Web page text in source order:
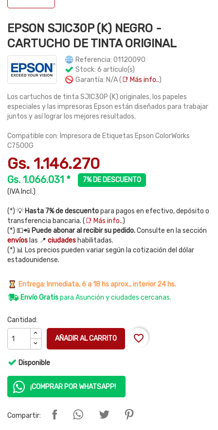
EPSON SJIC30P (K) NEGRO -
CARTUCHO DE TINTA ORIGINAL
Referencia: 01120090
Stock: 6 artículo(s)
Garantía: N/A (📑 Más info..)
Los cartuchos de tinta SJIC30P (K) originales, los papeles
especiales y las impresoras Epson están diseñados para trabajar
juntos y así lograr los mejores resultados.
Compatible con: Impresora de Etiquetas Epson ColorWorks
C7500G
Gs. 1.146.270
Gs. 1.066.031 *
7% DE DESCUENTO
(IVA Incl.)
(*) 💡 Hasta 7% de descuentopara pagos en efectivo, depósito o
transferencia bancaria. (📑 Más info..)
(*) 💵📲 Puede abonar al recibir su pedido.Consulte en la sección
envíos las 📍 ciudades habilitadas.
(*) 📊 Los precios pueden variar según la cotización del dólar
estadounidense.
Entrega: Inmediata, 6 a 18 hs aprox., interior 24 hs.
Envío Gratispara Asunción y ciudades cercanas.
Cantidad:
AÑADIR AL CARRITO favorite_border
Disponible
¡COMPRAR POR WHATSAPP!
Compartir: